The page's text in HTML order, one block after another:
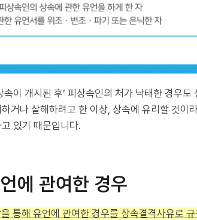
이 개시된 후’ 피상속인의 처가 낙태한 경우도
거나 살해하려고 한 이상, 상속에 유리할 것이
있기 때문입니다.
에 관여한 경우
통해 유언에 관여한 경우를 상속결격사유로